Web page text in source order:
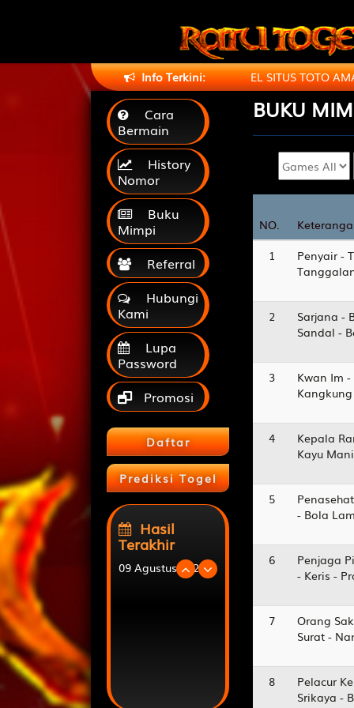
Info Terkini:
DATANG DI LINK TERBARU RATUTOGEL SITUS TOTO AMAN
Cara
Bermain
History
Nomor
Buku
Mimpi
Referral
Hubungi
Kami
Lupa
Password
Promosi
Daftar
Prediksi Togel
Hasil
Terakhir
09 Agustus 2026
BUKU
NO.
NO.
1
Penyair -
2
Sarjana -
Sandal -
3
Kwan Im
4
Kepala
Kayu
5
- Bola
6
Penjaga
- Keris -
7
Orang
Surat -
8
Pelacur
Srikaya -